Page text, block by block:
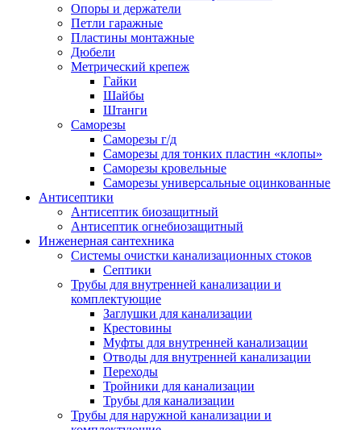
Опоры и держатели
Петли гаражные
Пластины монтажные
Дюбели
Метрический крепеж
Гайки
Шайбы
Штанги
Саморезы
Саморезы г/д
Саморезы для тонких пластин «клопы»
Саморезы кровельные
Саморезы универсальные оцинкованные
Антисептики
Антисептик биозащитный
Антисептик огнебиозащитный
Инженерная сантехника
Системы очистки канализационных стоков
Септики
Трубы для внутренней канализации и
комплектующие
Заглушки для канализации
Крестовины
Муфты для внутренней канализации
Отводы для внутренней канализации
Переходы
Тройники для канализации
Трубы для канализации
Трубы для наружной канализации и